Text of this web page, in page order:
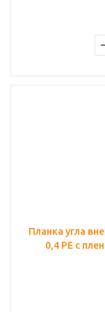
Планка угла
0,4 PE с